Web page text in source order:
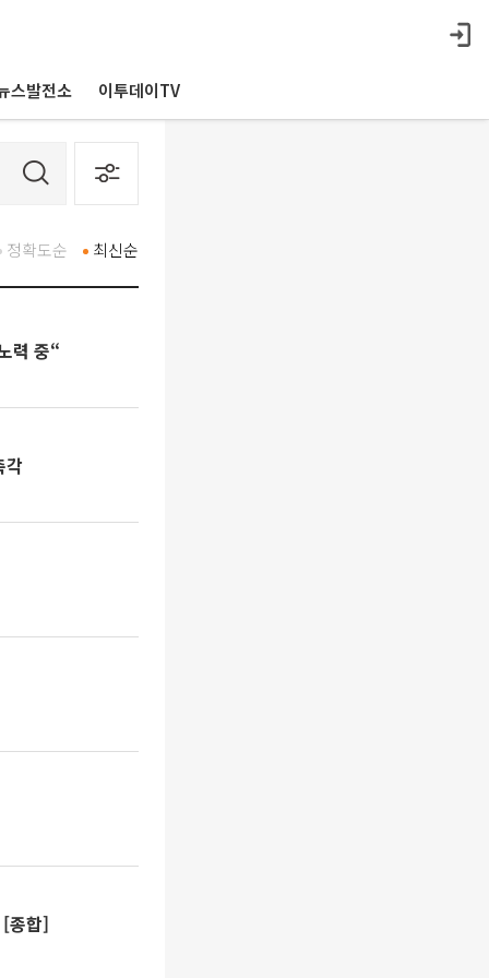
스발전소 이투데이TV
최신순
정확도순
력 중“
각
종합]